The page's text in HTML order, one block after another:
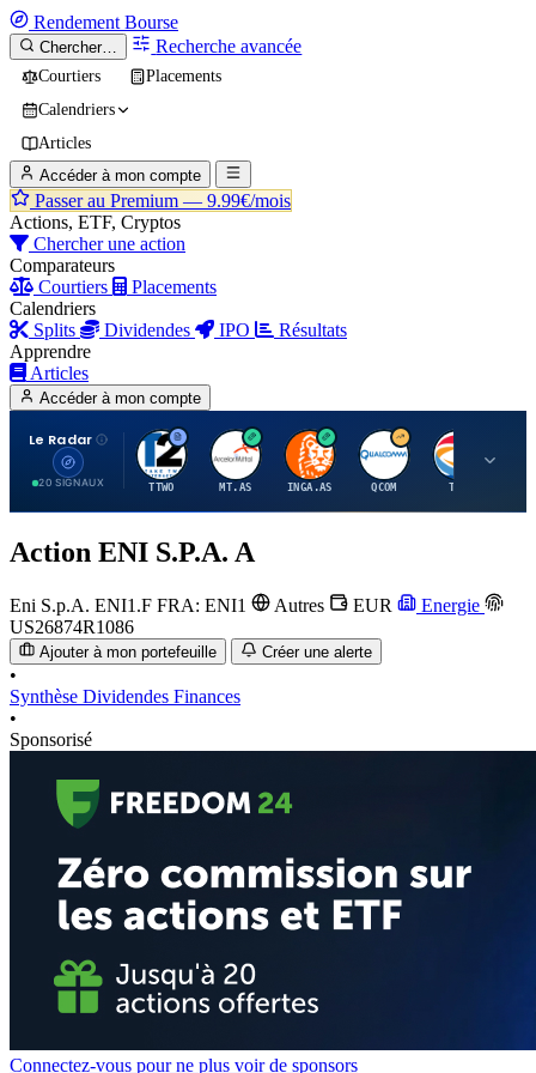
Rendement Bourse
Chercher… Recherche avancée
Courtiers
Placements
Calendriers
Articles
Accéder à mon compte
Passer au Premium — 9.99€/mois
Actions, ETF, Cryptos
Chercher une action
Comparateurs
Courtiers
Placements
Calendriers
Splits
Dividendes IPO
Résultats
Apprendre
Articles
Accéder à mon compte
Le Radar
20 SIGNAUX
T
TTWO
A
MT.AS
I
INGA.AS
Q
QCOM
T
TTE
Action ENI S.P.A. A
Eni S.p.A. ENI1.F FRA: ENI1 Autres EUR
Energie
US26874R1086
Ajouter à mon portefeuille Créer une alerte
•
Synthèse Dividendes Finances
•
Sponsorisé
Connectez-vous pour ne plus voir de sponsors